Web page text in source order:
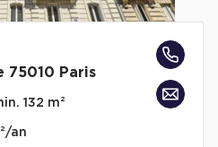
75010 Paris
132 m²
an